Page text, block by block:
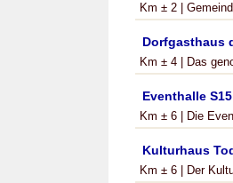
Km ± 2 |
Dorfgasthaus
Km ± 4 | Das
Eventhalle
Km ± 6 | Die
Kulturhaus
Km ± 6 | Der